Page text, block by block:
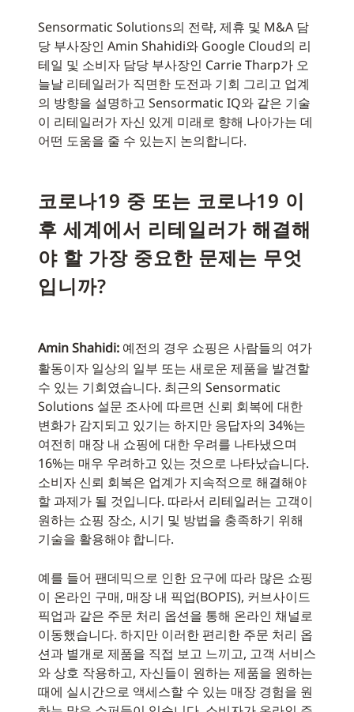
Sensormatic Solutions의 전략, 제휴 및 M&A 담
당 부사장인 Amin Shahidi와 Google Cloud의 리
테일 및 소비자 담당 부사장인 Carrie Tharp가 오
늘날 리테일러가 직면한 도전과 기회 그리고 업계
의 방향을 설명하고 Sensormatic IQ와 같은 기술
이 리테일러가 자신 있게 미래로 향해 나아가는 데
어떤 도움을 줄 수 있는지 논의합니다.
코로나19 중 또는 코로나19 이
후 세계에서 리테일러가 해결해
야 할 가장 중요한 문제는 무엇
입니까?
Amin Shahidi: 예전의 경우 쇼핑은 사람들의 여가
활동이자 일상의 일부 또는 새로운 제품을 발견할
수 있는 기회였습니다. 최근의 Sensormatic
Solutions 설문 조사에 따르면 신뢰 회복에 대한
변화가 감지되고 있기는 하지만 응답자의 34%는
여전히 매장 내 쇼핑에 대한 우려를 나타냈으며
16%는 매우 우려하고 있는 것으로 나타났습니다.
소비자 신뢰 회복은 업계가 지속적으로 해결해야
할 과제가 될 것입니다. 따라서 리테일러는 고객이
원하는 쇼핑 장소, 시기 및 방법을 충족하기 위해
기술을 활용해야 합니다.
예를 들어 팬데믹으로 인한 요구에 따라 많은 쇼핑
이 온라인 구매, 매장 내 픽업(BOPIS), 커브사이드
픽업과 같은 주문 처리 옵션을 통해 온라인 채널로
이동했습니다. 하지만 이러한 편리한 주문 처리 옵
션과 별개로 제품을 직접 보고 느끼고, 고객 서비스
와 상호 작용하고, 자신들이 원하는 제품을 원하는
때에 실시간으로 액세스할 수 있는 매장 경험을 원